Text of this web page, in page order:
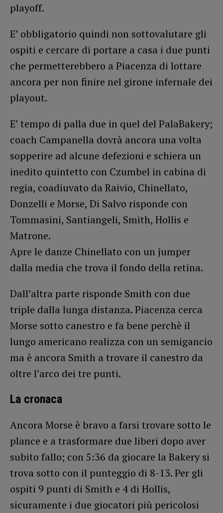
playoff.
E’ obbligatorio quindi non sottovalutare gli
ospiti e cercare di portare a casa i due punti
che permetterebbero a Piacenza di lottare
ancora per non finire nel girone infernale dei
playout.
E’ tempo di palla due in quel del PalaBakery;
coach Campanella dovrà ancora una volta
sopperire ad alcune defezioni e schiera un
inedito quintetto con Czumbel in cabina di
regia, coadiuvato da Raivio, Chinellato,
Donzelli e Morse, Di Salvo risponde con
Tommasini, Santiangeli, Smith, Hollis e
Matrone.
Apre le danze Chinellato con un jumper
dalla media che trova il fondo della retina.
Dall’altra parte risponde Smith con due
triple dalla lunga distanza. Piacenza cerca
Morse sotto canestro e fa bene perchè il
lungo americano realizza con un semigancio
ma è ancora Smith a trovare il canestro da
oltre l’arco dei tre punti.
La cronaca
Ancora Morse è bravo a farsi trovare sotto le
plance e a trasformare due liberi dopo aver
subito fallo; con 5:36 da giocare la Bakery si
trova sotto con il punteggio di 8-13. Per gli
ospiti 9 punti di Smith e 4 di Hollis,
sicuramente i due giocatori più pericolosi